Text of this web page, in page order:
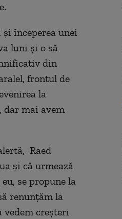
începerea unei
luni și o să
din
frontul de
la
dar mai avem
Raed
și că urmează
se propune la
renunțăm la
vedem creșteri